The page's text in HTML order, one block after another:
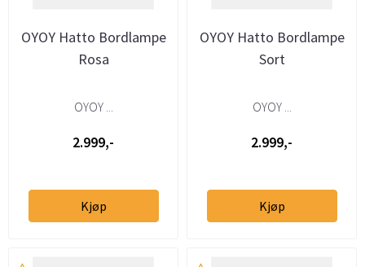
OYOY Hatto Bordlampe
Rosa
OYOY ...
2.999,-
Kjøp
OYOY Hatto Bordlampe
Sort
OYOY ...
2.999,-
Kjøp